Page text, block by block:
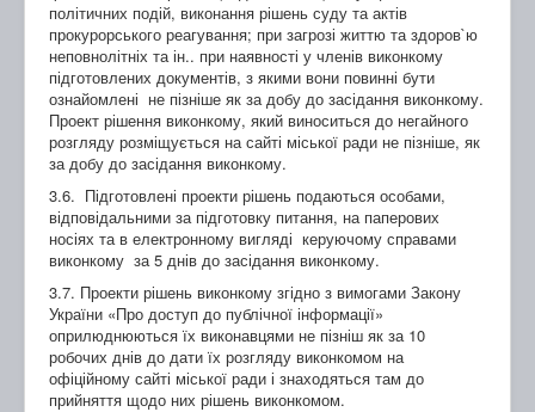
політичних подій, виконання рішень суду та актів
прокурорського реагування; при загрозі життю та здоров`ю
неповнолітніх та ін.. при наявності у членів виконкому
підготовлених документів, з якими вони повинні бути
ознайомлені не пізніше як за добу до засідання виконкому.
Проект рішення виконкому, який виноситься до негайного
розгляду розміщується на сайті міської ради не пізніше, як
за добу до засідання виконкому.
3.6. Підготовлені проекти рішень подаються особами,
відповідальними за підготовку питання, на паперових
носіях та в електронному вигляді керуючому справами
виконкому за 5 днів до засідання виконкому.
3.7. Проекти рішень виконкому згідно з вимогами Закону
України «Про доступ до публічної інформації»
оприлюднюються їх виконавцями не пізніш як за 10
робочих днів до дати їх розгляду виконкомом на
офіційному сайті міської ради і знаходяться там до
прийняття щодо них рішень виконкомом.